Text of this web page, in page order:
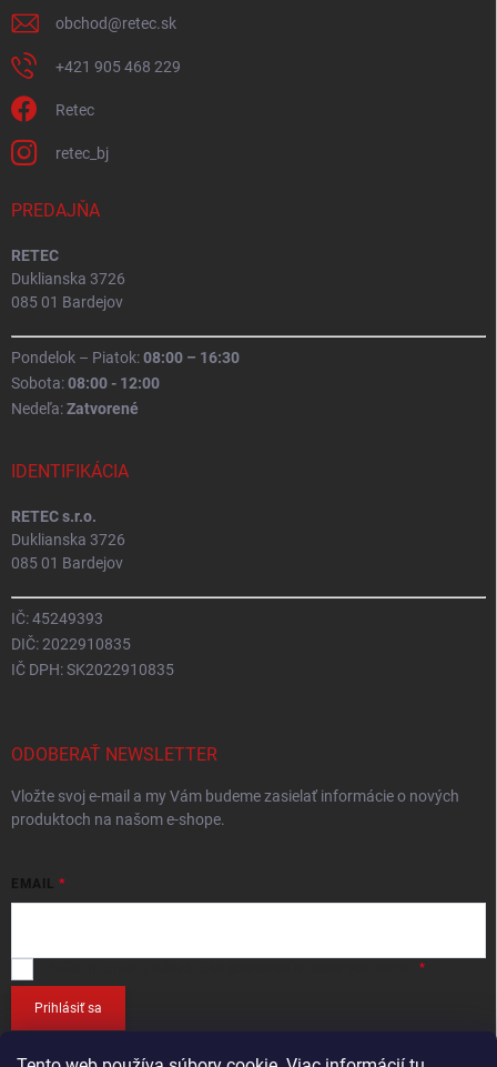
obchod@retec.sk
+421 905 468 229
Retec
retec_bj
PREDAJŇA
RETEC
Duklianska 3726
085 01 Bardejov
Pondelok – Piatok:08:00 – 16:30
Sobota:08:00 - 12:00
Nedeľa:Zatvorené
IDENTIFIKÁCIA
RETEC s.r.o.
Duklianska 3726
085 01 Bardejov
IČ: 45249393
DIČ: 2022910835
IČ DPH: SK2022910835
ODOBERAŤ NEWSLETTER
Vložte svoj e-mail a my Vám budeme zasielať informácie o nových
produktoch na našom e-shope.
EMAIL
Prihlásiť sa